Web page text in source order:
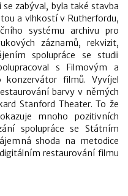
zabýval, byla také stavba
a vlhkostí v Rutherfordu,
systému archivu pro
záznamů, rekvizit,
spolupráce se studii
s Filmovým a
konzervátor filmů. Vyvíjel
barvy v němých
Stanford Theater. To že
mnoho pozitivních
spolupráce se Státním
shoda na metodice
restaurování filmu